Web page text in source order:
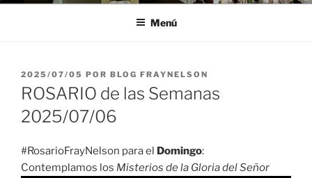
Menú
PUBLICADO
EL
2025/07/05 POR BLOG FRAYNELSON
ROSARIO de las Semanas
2025/07/06
#RosarioFrayNelson para el Domingo:
Contemplamos los Misterios de la Gloria del Señor